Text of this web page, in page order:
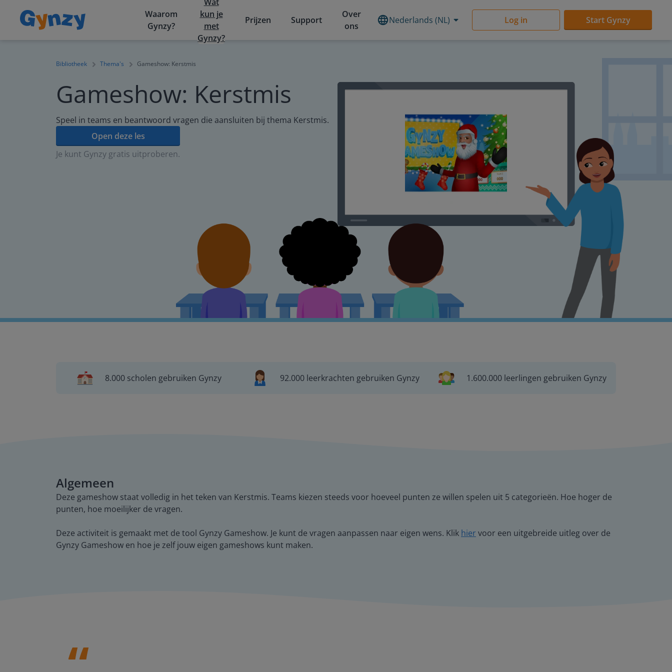
Waarom
Gynzy?
kun je
met
Gynzy?
Prijzen Support
Over
ons
Nederlands (NL) Log in Start Gynzy
Bibliotheek Thema's Gameshow: Kerstmis
Gameshow: Kerstmis
Speel in teams en beantwoord vragen die aansluiten bij thema Kerstmis.
Open deze les
Je kunt Gynzy gratis uitproberen.
8.000 scholen gebruiken Gynzy 92.000 leerkrachten gebruiken Gynzy 1.600.000 leerlingen gebruiken Gynzy
Algemeen
Deze gameshow staat volledig in het teken van Kerstmis. Teams kiezen steeds voor hoeveel punten ze willen spelen uit 5 categorieën. Hoe hoger de
punten, hoe moeilijker de vragen.
Deze activiteit is gemaakt met de tool Gynzy Gameshow. Je kunt de vragen aanpassen naar eigen wens. Klik hier voor een uitgebreide uitleg over de
Gynzy Gameshow en hoe je zelf jouw eigen gameshows kunt maken.